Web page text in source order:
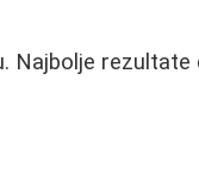
Najbolje rezultate